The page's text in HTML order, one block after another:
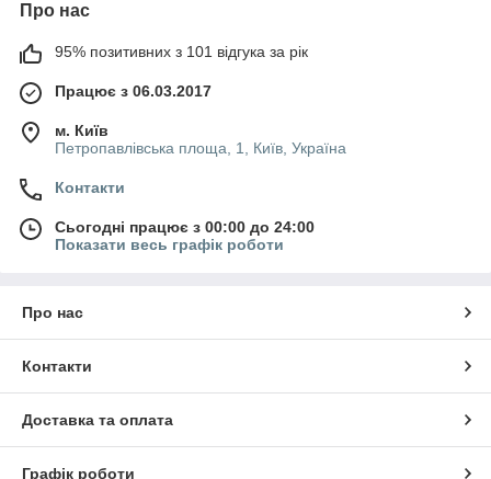
Про нас
95% позитивних з 101 відгука за рік
Працює з 06.03.2017
м. Київ
Петропавлівська площа, 1, Київ, Україна
Контакти
Сьогодні працює з 00:00 до 24:00
Показати весь графік роботи
Про нас
Контакти
Доставка та оплата
Графік роботи